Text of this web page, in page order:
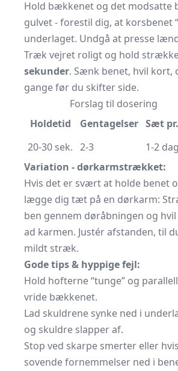
Hold bækkenet og det modsatte
gulvet - forestil dig, at korsbenet
underlaget. Undgå at presse
Træk vejret roligt og hold
sekunder. Sænk benet, hvil kort,
gange før du skifter side.
Forslag til dosering
Holdetid
Gentagelser Sæt
20-30 sek. 2-3
1-2
Variation - dørkarmstrækket:
Hvis det er svært at holde benet
lægge dig tæt på en dørkarm:
ben gennem døråbningen og
ad karmen. Justér afstanden, til
mildt stræk.
Gode tips & hyppige fejl:
Hold hofterne “tunge” og
vride bækkenet.
Lad skuldrene synke ned i
og skuldre slapper af.
Stop ved skarpe smerter eller
sovende fornemmelser ned i